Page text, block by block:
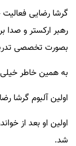
گرشا رضایی فعالیت
رهبر ارکستر و صدا
بصورت تخصصی
به همین خاطر خیلی دیر و از سال
اولین آلبوم گرشا
اولین او بعد از
شد.